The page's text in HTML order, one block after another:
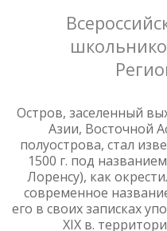
Остров, заселенный
Азии, Восточной
полуострова, стал
1500 г. под
Лоренсу), как
современное
его в своих записках
XIX в.